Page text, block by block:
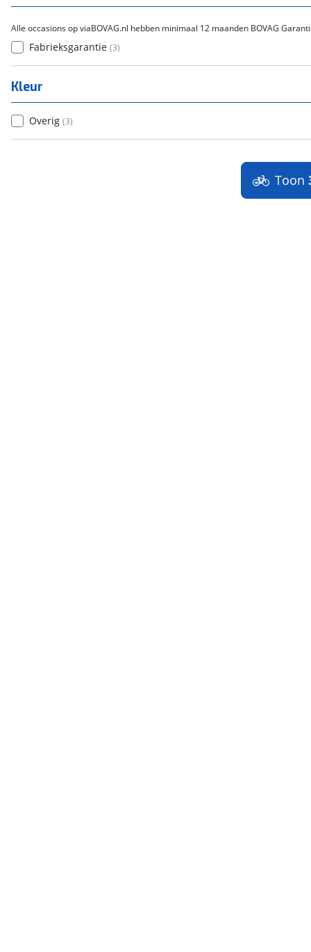
Alle occasions op viaBOVAG.nl hebben minimaal 12 maanden BOVAG
Fabrieksgarantie (3)
Kleur
Overig (3)
Toon